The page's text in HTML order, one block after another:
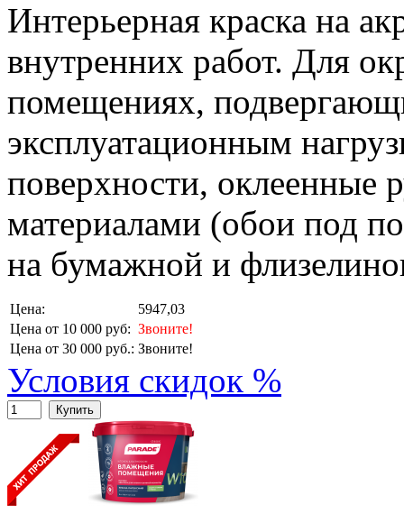
Интерьерная краска на
внутренних работ. Для
помещениях,
эксплуатационным
поверхности, оклеенные
материалами (обои под
на бумажной и
Цена:
5947,03
Цена от 10 000 руб: Звоните!
Цена от 30 000 руб.: Звоните!
Условия скидок %
Купить